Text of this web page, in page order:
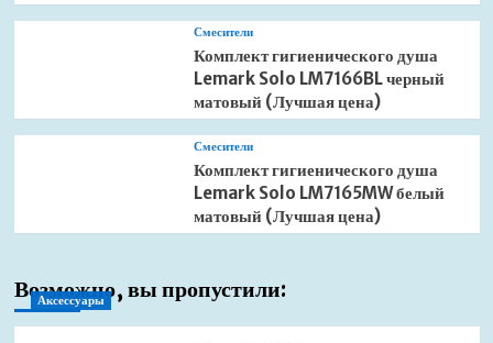
Смесители
Комплект гигиенического душа
Lemark Solo LM7166BL черный
матовый (Лучшая цена)
Смесители
Комплект гигиенического душа
Lemark Solo LM7165MW белый
матовый (Лучшая цена)
Возможно, вы пропустили:
Аксессуары